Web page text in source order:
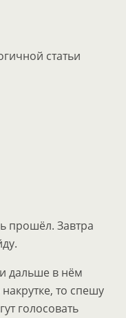
статьи
прошёл. Завтра
дальше в нём
то спешу
голосовать